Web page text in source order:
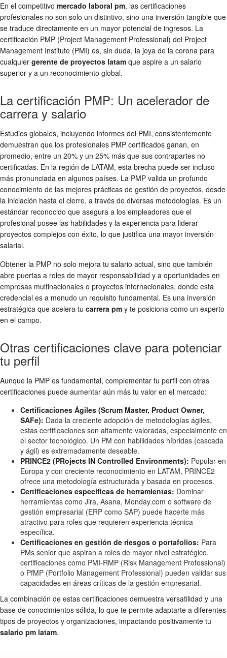
En el competitivo mercado laboral pm, las certificaciones
profesionales no son solo un distintivo, sino una inversión tangible que
se traduce directamente en un mayor potencial de ingresos. La
certificación PMP (Project Management Professional) del Project
Management Institute (PMI) es, sin duda, la joya de la corona para
cualquier gerente de proyectos latam que aspire a un salario
superior y a un reconocimiento global.
La certificación PMP: Un acelerador de
carrera y salario
Estudios globales, incluyendo informes del PMI, consistentemente
demuestran que los profesionales PMP certificados ganan, en
promedio, entre un 20% y un 25% más que sus contrapartes no
certificadas. En la región de LATAM, esta brecha puede ser incluso
más pronunciada en algunos países. La PMP valida un profundo
conocimiento de las mejores prácticas de gestión de proyectos, desde
la iniciación hasta el cierre, a través de diversas metodologías. Es un
estándar reconocido que asegura a los empleadores que el
profesional posee las habilidades y la experiencia para liderar
proyectos complejos con éxito, lo que justifica una mayor inversión
salarial.
Obtener la PMP no solo mejora tu salario actual, sino que también
abre puertas a roles de mayor responsabilidad y a oportunidades en
empresas multinacionales o proyectos internacionales, donde esta
credencial es a menudo un requisito fundamental. Es una inversión
estratégica que acelera tu carrera pm y te posiciona como un experto
en el campo.
Otras certificaciones clave para potenciar
tu perfil
Aunque la PMP es fundamental, complementar tu perfil con otras
certificaciones puede aumentar aún más tu valor en el mercado:
Certificaciones Ágiles (Scrum Master, Product Owner,
SAFe): Dada la creciente adopción de metodologías ágiles,
estas certificaciones son altamente valoradas, especialmente en
el sector tecnológico. Un PM con habilidades híbridas (cascada
y ágil) es extremadamente deseable.
PRINCE2 (PRojects IN Controlled Environments): Popular en
Europa y con creciente reconocimiento en LATAM, PRINCE2
ofrece una metodología estructurada y basada en procesos.
Certificaciones específicas de herramientas: Dominar
herramientas como Jira, Asana, Monday.com o software de
gestión empresarial (ERP como SAP) puede hacerte más
atractivo para roles que requieren experiencia técnica
específica.
Certificaciones en gestión de riesgos o portafolios: Para
PMs senior que aspiran a roles de mayor nivel estratégico,
certificaciones como PMI-RMP (Risk Management Professional)
o PfMP (Portfolio Management Professional) pueden validar sus
capacidades en áreas críticas de la gestión empresarial.
La combinación de estas certificaciones demuestra versatilidad y una
base de conocimientos sólida, lo que te permite adaptarte a diferentes
tipos de proyectos y organizaciones, impactando positivamente tu
salario pm latam.